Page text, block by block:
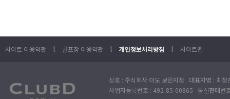
사이트 이용약관 l 골프장 이용약관 l 개인정보처리방침 l 사이트맵
상호 : 주식회사 이도 보은지점 대표자명 : 최
사업자등록번호 : 492-85-00865 통신판매